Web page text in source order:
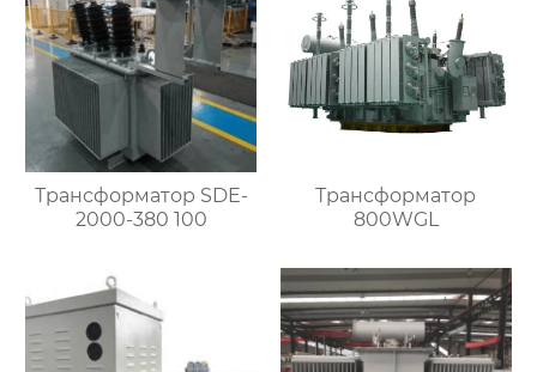
Трансформатор SDE-
2000-380 100
Трансформатор
800WGL